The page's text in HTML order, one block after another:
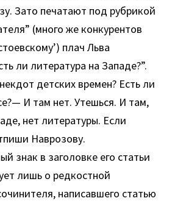
Зато печатают под рубрикой
(много же конкурентов
плач Льва
ли литература на Западе?”.
детских времен? Есть ли
И там нет. Утешься. И там,
нет литературы. Если
Наврозову.
знак в заголовке его статьи
лишь о редкостной
написавшего статью